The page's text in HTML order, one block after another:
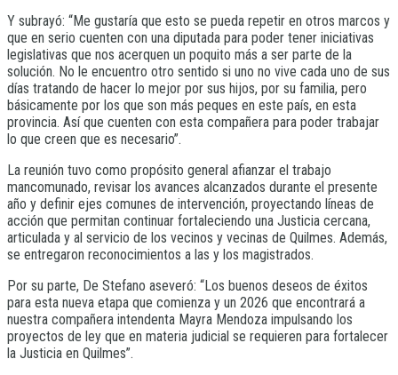
Y subrayó: “Me gustaría que esto se pueda repetir en otros marcos y
que en serio cuenten con una diputada para poder tener iniciativas
legislativas que nos acerquen un poquito más a ser parte de la
solución. No le encuentro otro sentido si uno no vive cada uno de sus
días tratando de hacer lo mejor por sus hijos, por su familia, pero
básicamente por los que son más peques en este país, en esta
provincia. Así que cuenten con esta compañera para poder trabajar
lo que creen que es necesario”.
La reunión tuvo como propósito general afianzar el trabajo
mancomunado, revisar los avances alcanzados durante el presente
año y definir ejes comunes de intervención, proyectando líneas de
acción que permitan continuar fortaleciendo una Justicia cercana,
articulada y al servicio de los vecinos y vecinas de Quilmes. Además,
se entregaron reconocimientos a las y los magistrados.
Por su parte, De Stefano aseveró: “Los buenos deseos de éxitos
para esta nueva etapa que comienza y un 2026 que encontrará a
nuestra compañera intendenta Mayra Mendoza impulsando los
proyectos de ley que en materia judicial se requieren para fortalecer
la Justicia en Quilmes”.